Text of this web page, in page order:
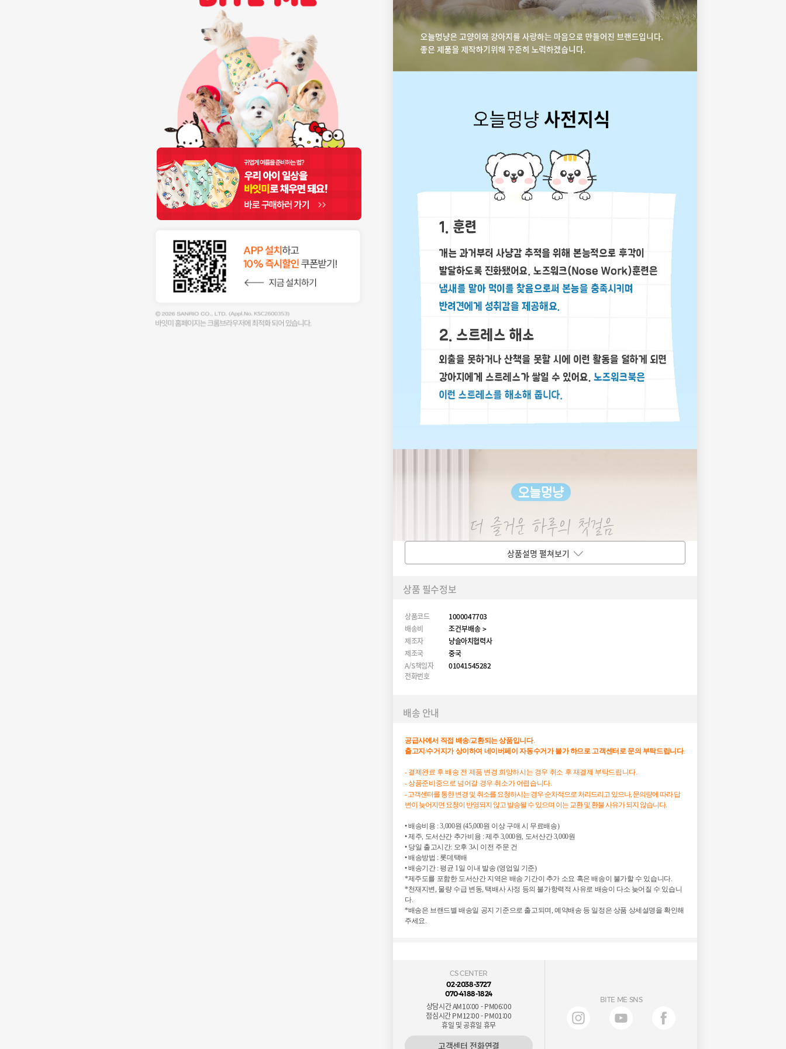
상품설명 펼쳐보기
상품 필수정보
상품코드
1000047703
배송비
조건부배송 >
제조자
냥슬아치협력사
제조국
중국
A/S책임자
전화번호
01041545282
배송 안내
공급사에서 직접 배송/교환되는상품입니다.
출고지 /수거지가 상이하여 네이버페이 자동수거가 불가하므로고객센터로문의 부탁드립니다.
- 결제완료 후 배송 전 제품 변경 희망하시는 경우 취소 후 재결제 부탁드립니다.
- 상품준비중으로 넘어갈 경우 취소가 어렵습니다.
-고객센터를 통한 변경 및 취소를 요청하시는 경우 순차적으로 처리드리고 있으나, 문의량에 따라 답
변이 늦어지면 요청이 반영되지 않고 발송될 수 있으며 이는 교환 및 환불 사유가 되지 않습니다.
• 배송비용 : 3,000원 (45,000원 이상 구매 시 무료배송)
• 제주, 도서산간 추가비용 : 제주 3,000원, 도서산간 3,000원
• 당일 출고시간: 오후 3시 이전 주문 건
• 배송방법 : 롯데택배
• 배송기간 : 평균 1일 이내 발송 (영업일 기준)
*제주도를 포함한 도서산간 지역은 배송 기간이 추가 소요 혹은 배송이 불가할 수 있습니다.
*천재지변, 물량 수급 변동, 택배사 사정 등의 불가항력적 사유로 배송이 다소 늦어질 수 있습니
다.
*배송은 브랜드별 배송일 공지 기준으로 출고되며, 예약배송 등 일정은 상품 상세설명을 확인해
주세요.
CS CENTER
02-2038-3727
070-4188-1824
상담시간 AM10:00 - PM06:00
점심시간 PM12:00 - PM01:00
휴일 및 공휴일 휴무
고객센터 전화연결
BITE ME SNS